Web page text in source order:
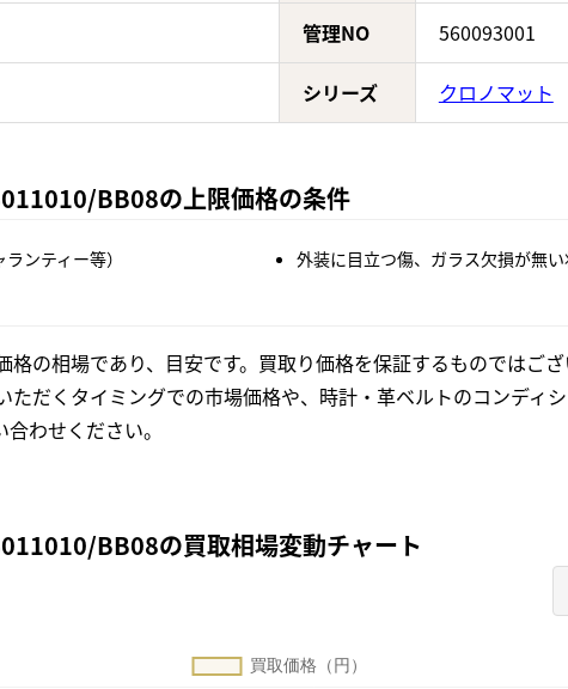
管理NO 560093001
シリーズ クロノマット
BB08の上限価格の条件
ンティー等）
外装に目立つ傷、ガラス欠損が無
の相場であり、目安です。買取り価格を保証するものではござ
だくタイミングでの市場価格や、時計・革ベルトのコンディ
わせください。
BB08の買取相場変動チャート